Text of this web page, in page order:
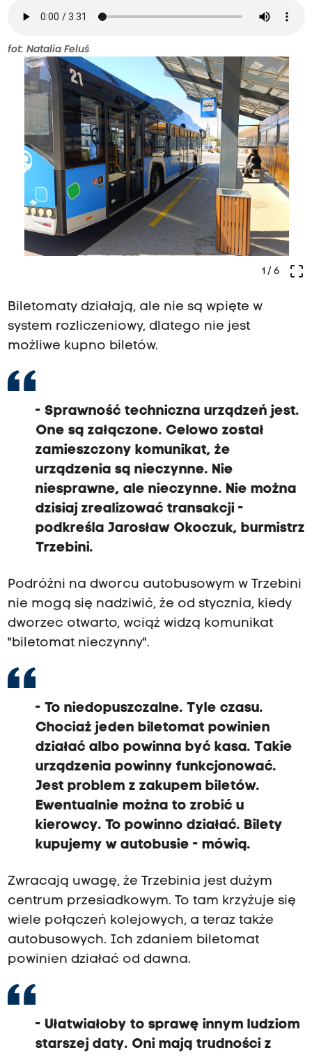
fot: Natalia Feluś
crop_free
1/ 6
Biletomaty działają, ale nie są wpięte w
system rozliczeniowy, dlatego nie jest
możliwe kupno biletów.
- Sprawność techniczna urządzeń jest.
One są załączone. Celowo został
zamieszczony komunikat, że
urządzenia są nieczynne. Nie
niesprawne, ale nieczynne. Nie można
dzisiaj zrealizować transakcji -
podkreśla Jarosław Okoczuk, burmistrz
Trzebini.
Podróżni na dworcu autobusowym w Trzebini
nie mogą się nadziwić, że od stycznia, kiedy
dworzec otwarto, wciąż widzą komunikat
"biletomat nieczynny".
- To niedopuszczalne. Tyle czasu.
Chociaż jeden biletomat powinien
działać albo powinna być kasa. Takie
urządzenia powinny funkcjonować.
Jest problem z zakupem biletów.
Ewentualnie można to zrobić u
kierowcy. To powinno działać. Bilety
kupujemy w autobusie - mówią.
Zwracają uwagę, że Trzebinia jest dużym
centrum przesiadkowym. To tam krzyżuje się
wiele połączeń kolejowych, a teraz także
autobusowych. Ich zdaniem biletomat
powinien działać od dawna.
- Ułatwiałoby to sprawę innym ludziom
starszej daty. Oni mają trudności z